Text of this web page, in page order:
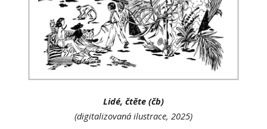
Lidé, čtěte (čb)
(digitalizovaná ilustrace, 2025)